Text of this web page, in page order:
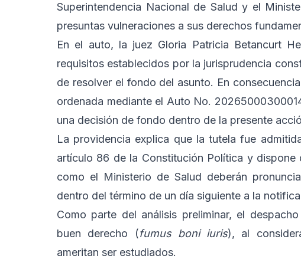
Superintendencia Nacional de Salud y el
presuntas vulneraciones a sus derechos
En el auto, la juez Gloria Patricia Betancurt
requisitos establecidos por la jurisprudencia
de resolver el fondo del asunto. En
ordenada mediante el Auto No.
una decisión de fondo dentro de la presente
La providencia explica que la tutela fue
artículo 86 de la Constitución Política y
como el Ministerio de Salud deberán
dentro del término de un día siguiente a la
Como parte del análisis preliminar, el
buen derecho (fumus boni iuris), al
ameritan ser estudiados.